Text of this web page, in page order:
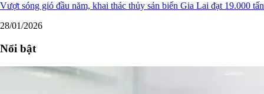
Vượt sóng gió đầu năm, khai thác thủy sản biển Gia Lai đạt 19.000 tấn
28/01/2026
Nổi bật